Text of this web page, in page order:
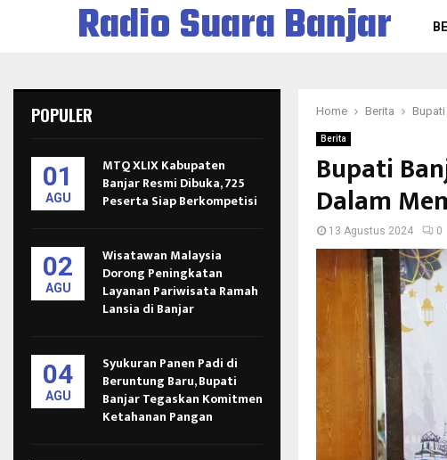
Radio Suara Banjar
Home Berita
Berita
Bupati
Dalam
13 Agustus 2024 0
POPULER
01
AGU
MTQ XLIX Kabupaten
Banjar Resmi Dibuka, 725
Peserta Siap Berkompetisi
02
AGU
Wisatawan Malaysia
Dorong Peningkatan
Layanan Pariwisata Ramah
Lansia di Banjar
04
AGU
Syukuran Panen Padi di
Beruntung Baru, Bupati
Banjar Tegaskan Komitmen
Ketahanan Pangan